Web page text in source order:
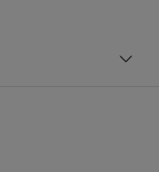
Aşk Çiçeği
ve 1 ay
etkinliği